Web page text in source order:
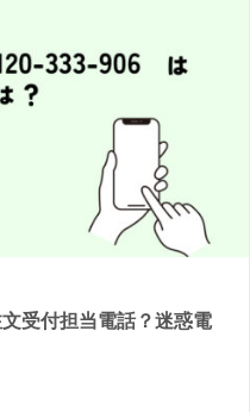
受付担当電話？迷惑電